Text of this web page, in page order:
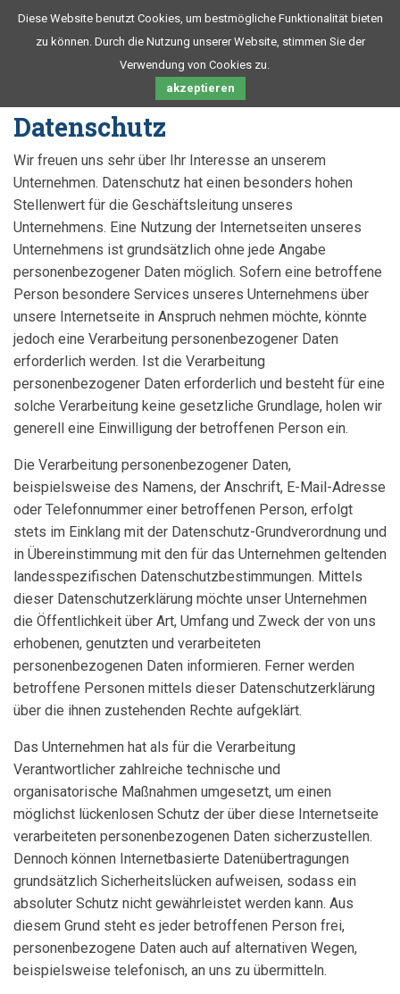
Diese Website benutzt Cookies, um bestmögliche Funktionalität bieten
zu können. Durch die Nutzung unserer Website, stimmen Sie der
Verwendung von Cookies zu.
akzeptieren
DATENSCHUTZ
Datenschutz
Wir freuen uns sehr über Ihr Interesse an unserem
Unternehmen. Datenschutz hat einen besonders hohen
Stellenwert für die Geschäftsleitung unseres
Unternehmens. Eine Nutzung der Internetseiten unseres
Unternehmens ist grundsätzlich ohne jede Angabe
personenbezogener Daten möglich. Sofern eine betroffene
Person besondere Services unseres Unternehmens über
unsere Internetseite in Anspruch nehmen möchte, könnte
jedoch eine Verarbeitung personenbezogener Daten
erforderlich werden. Ist die Verarbeitung
personenbezogener Daten erforderlich und besteht für eine
solche Verarbeitung keine gesetzliche Grundlage, holen wir
generell eine Einwilligung der betroffenen Person ein.
Die Verarbeitung personenbezogener Daten,
beispielsweise des Namens, der Anschrift, E-Mail-Adresse
oder Telefonnummer einer betroffenen Person, erfolgt
stets im Einklang mit der Datenschutz-Grundverordnung und
in Übereinstimmung mit den für das Unternehmen geltenden
landesspezifischen Datenschutzbestimmungen. Mittels
dieser Datenschutzerklärung möchte unser Unternehmen
die Öffentlichkeit über Art, Umfang und Zweck der von uns
erhobenen, genutzten und verarbeiteten
personenbezogenen Daten informieren. Ferner werden
betroffene Personen mittels dieser Datenschutzerklärung
über die ihnen zustehenden Rechte aufgeklärt.
Das Unternehmen hat als für die Verarbeitung
Verantwortlicher zahlreiche technische und
organisatorische Maßnahmen umgesetzt, um einen
möglichst lückenlosen Schutz der über diese Internetseite
verarbeiteten personenbezogenen Daten sicherzustellen.
Dennoch können Internetbasierte Datenübertragungen
grundsätzlich Sicherheitslücken aufweisen, sodass ein
absoluter Schutz nicht gewährleistet werden kann. Aus
diesem Grund steht es jeder betroffenen Person frei,
personenbezogene Daten auch auf alternativen Wegen,
beispielsweise telefonisch, an uns zu übermitteln.